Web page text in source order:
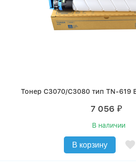
Тонер C3070/C3080 тип TN-619
7 056 ₽
В наличии
В корзину